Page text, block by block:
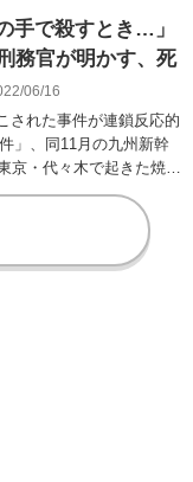
手で殺すとき…」
務官が明かす、死
06/16
された事件が連鎖反応的
」、同11月の九州新幹
京・代々木で起きた焼き